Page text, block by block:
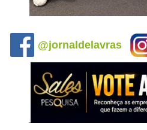
@jornaldelavras